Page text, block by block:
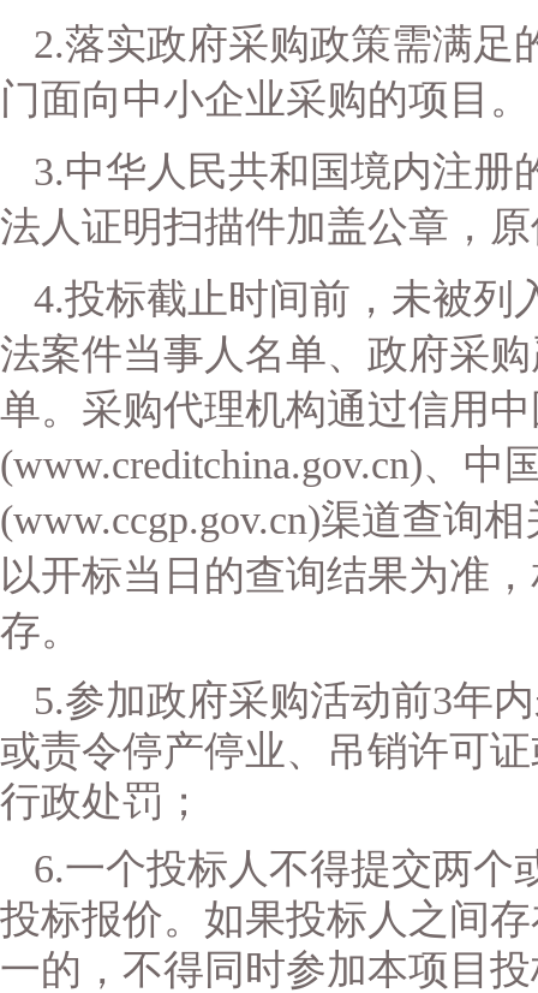
2.落实政府采购政策需满足
门面向中小企业采购的项目 。
3.中华人民共和国境内注册
法人证明扫描件加盖公章，
4.投标截止时间前，未被列
法案件当事人名单、政府采
单。采购代理机构通过信用
(www.creditchina.gov.cn)、中
(www.ccgp.gov.cn)渠道查询
以开标当日的查询结果为准
存。
5.参加政府采购活动前3年
或责令停产停业、吊销许可
行政处罚；
6.一个投标人不得提交两个
投标报价。如果投标人之间
一的，不得同时参加本项目